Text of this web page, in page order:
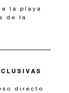
la playa
de la
directo